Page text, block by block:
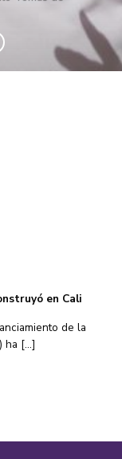
en Cali
de la
ha [...]